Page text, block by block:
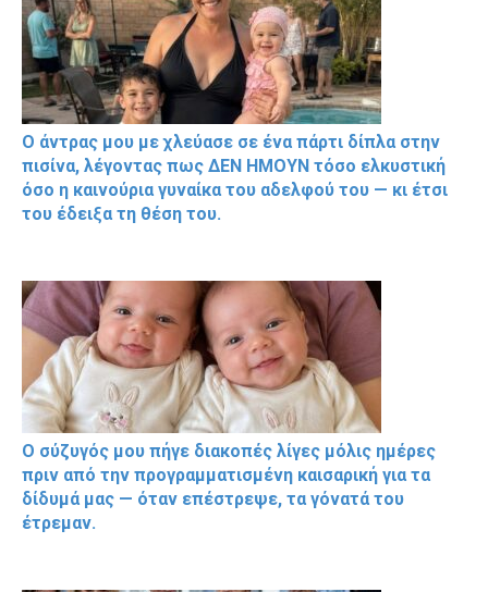
Ο άντρας μου με χλεύασε σε ένα πάρτι δίπλα στην
πισίνα, λέγοντας πως ΔΕΝ ΗΜΟΥΝ τόσο ελκυστική
όσο η καινούρια γυναίκα του αδελφού του — κι έτσι
του έδειξα τη θέση του.
Ο σύζυγός μου πήγε διακοπές λίγες μόλις ημέρες
πριν από την προγραμματισμένη καισαρική για τα
δίδυμά μας — όταν επέστρεψε, τα γόνατά του
έτρεμαν.